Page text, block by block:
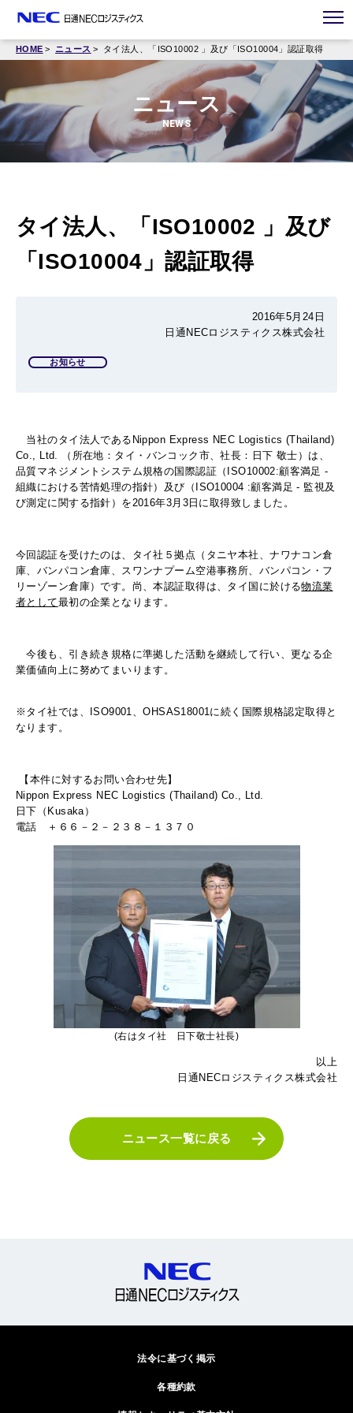
HOME ニュース タイ法人、「ISO10002 」及び「ISO10004」認証取得
ニュース
NEWS
タイ法人、「ISO10002 」及び
「ISO10004」認証取得
お知らせ
2016年5月24日
日通NECロジスティクス株式会社
当社のタイ法人であるNippon Express NEC Logistics (Thailand)
Co., Ltd. （所在地：タイ・バンコック市、社長：日下 敬士）は、
品質マネジメントシステム規格の国際認証（ISO10002:顧客満足 -
組織における苦情処理の指針）及び（ISO10004 :顧客満足 - 監視及
び測定に関する指針）を2016年3月3日に取得致しました。
今回認証を受けたのは、タイ社５拠点（タニヤ本社、ナワナコン倉
庫、バンパコン倉庫、スワンナプーム空港事務所、バンパコン・フ
リーゾーン倉庫）です。尚、本認証取得は、タイ国に於ける物流業
者として最初の企業となります。
今後も、引き続き規格に準拠した活動を継続して行い、更なる企
業価値向上に努めてまいります。
※タイ社では、ISO9001、OHSAS18001に続く国際規格認定取得と
なります。
【本件に対するお問い合わせ先】
Nippon Express NEC Logistics (Thailand) Co., Ltd.
日下（Kusaka）
電話 ＋６６－２－２３８－１３７０
(右はタイ社 日下敬士社長)
以上
日通NECロジスティクス株式会社
ニュース一覧に戻る
法令に基づく掲示
各種約款